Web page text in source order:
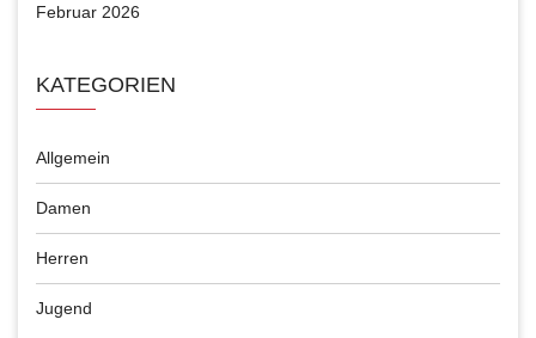
Februar 2026
KATEGORIEN
Allgemein
Damen
Herren
Jugend